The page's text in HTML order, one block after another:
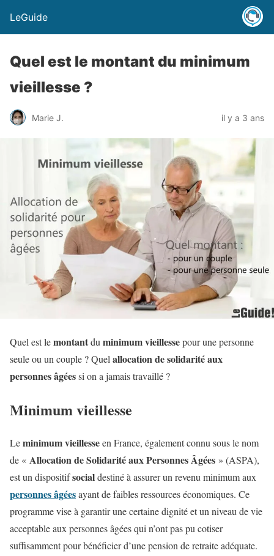
LeGuide
Quel est le montant du minimum
vieillesse ?
Marie J. il y a 3 ans
Quel est lemontantdu minimum vieillessepour une personne
seule ou un couple ? Quel allocation de solidarité aux
personnes âgéessi on a jamais travaillé ?
Minimum vieillesse
Leminimum vieillesseen France, également connu sous le nom
de « Allocation de Solidarité aux Personnes Âgées » (ASPA),
est un dispositifsocialdestiné à assurer un revenu minimum aux
personnes âgéesayant de faibles ressources économiques. Ce
programme vise à garantir une certaine dignité et un niveau de vie
acceptable aux personnes âgées qui n’ont pas pu cotiser
suffisamment pour bénéficier d’une pension de retraite adéquate.